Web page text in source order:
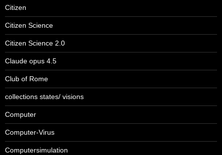
Citizen
Citizen Science
Citizen Science 2.0
Claude opus 4.5
Club of Rome
collections states/ visions
Computer
Computer-Virus
Computersimulation